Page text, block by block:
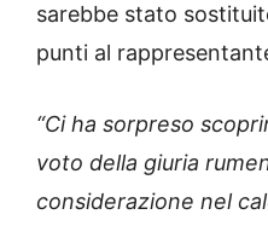
sarebbe stato
punti al
“Ci ha sorpreso
voto della giuria
considerazione nel